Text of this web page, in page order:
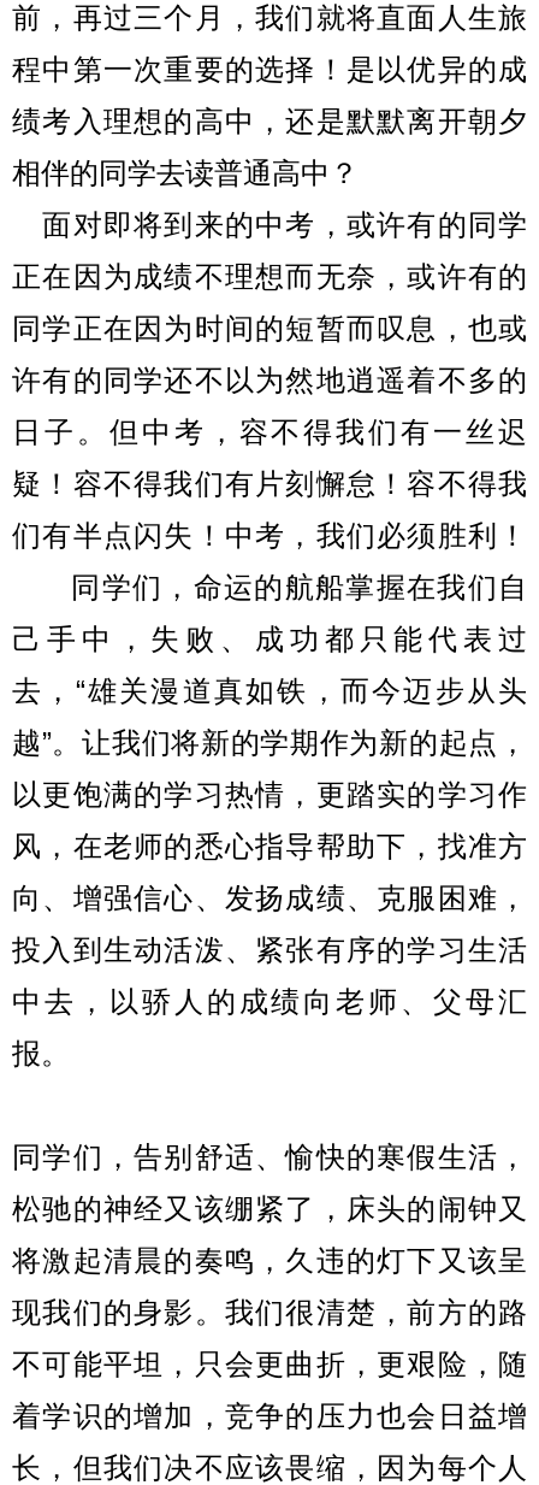
前，再过三个月，我们就将直面人生旅
程中第一次重要的选择！是以优异的成
绩考入理想的高中 ，还是默默离开朝夕
相伴的同学去读普通高中？
面对即将到来的中考，或许有的同学
正在因为成绩不理想而无奈，或许有的
同学正在因为时间的短暂而叹息，也或
许有的同学还不以为然地逍遥着不多的
日子。但 中考，容不得我们有一丝迟
疑！容不得我们有片刻懈怠！容不得我
们有半点闪失！中考，我们必须胜利！
同学们，命运的航船掌握在我们自
己手中，失败、成功都只能代表过
去， “雄关漫道真如铁，而今迈步从头
越”。让我们将新的学期作为新的起点，
以更饱满的学习热情，更踏实的学习作
风，在老师的悉心指导帮助下，找准方
向、增强信心、发扬成绩、克服困难，
投入到生动活泼、紧张有序的学习生活
中去，以骄人的成绩向老师、父母汇
报。
同学们，告别舒适、愉快的寒假生活，
松驰的神经又该绷紧了，床头的闹钟又
将激起清晨的奏鸣，久违的灯下又该呈
现我们的身影。我们很清楚，前方的路
不可能平坦，只会更曲折，更艰险，随
着学识的增加，竞争的压力也会日益增
长，但我们决不应该畏缩，因为每个人